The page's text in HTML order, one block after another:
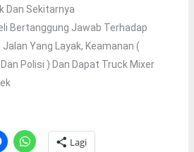
Dan Sekitarnya
Bertanggung Jawab Terhadap
Yang Layak, Keamanan (
Polisi ) Dan Dapat Truck Mixer
Lagi